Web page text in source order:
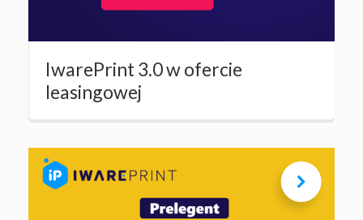
IwarePrint 3.0 w ofercie
leasingowej